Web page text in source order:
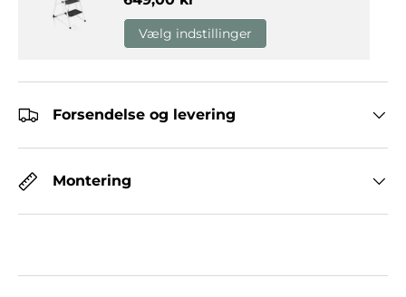
Vælg indstillinger
Forsendelse og levering
Montering